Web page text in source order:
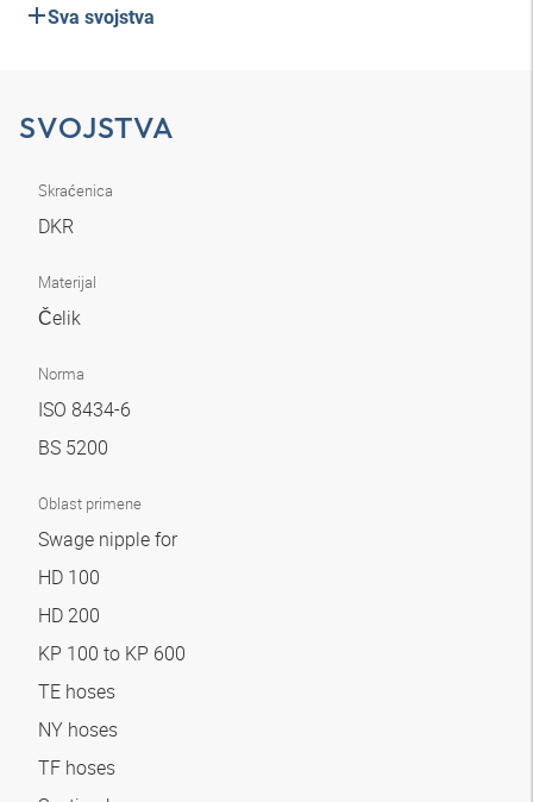
Sva svojstva
SVOJSTVA
Skraćenica
DKR
Materijal
Čelik
Norma
ISO 8434-6
BS 5200
Oblast primene
Swage nipple for
HD 100
HD 200
KP 100 to KP 600
TE hoses
NY hoses
TF hoses